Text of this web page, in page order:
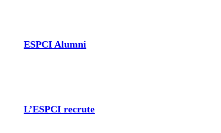
ESPCI Alumni
L’ESPCI recrute